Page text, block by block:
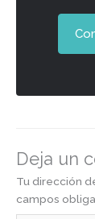
Deja un
Tu dirección
campos